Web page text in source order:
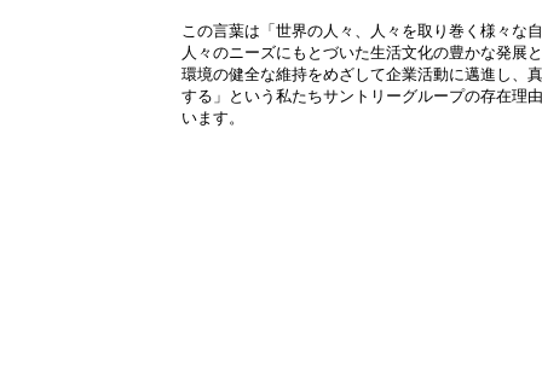
この言葉は「世界の人々、人々を取り巻く様々な自
人々のニーズにもとづいた生活文化の豊かな発展と
環境の健全な維持をめざして企業活動に邁進し、真
する」という私たちサントリーグループの存在理由
います。